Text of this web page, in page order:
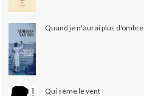
Quand je n'aurai plus d'ombre
Qui sème le vent